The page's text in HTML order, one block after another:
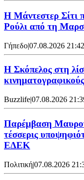
Η Μάντεστερ Σίτι
Ρούλι από τη
Γήπεδο|07.08.2026 21:42
Η Σκόπελος στη
Buzzlife|07.08.2026
Παρέμβαση
τέσσερις
ΕΔΕΚ
Πολιτική|07.08.2026